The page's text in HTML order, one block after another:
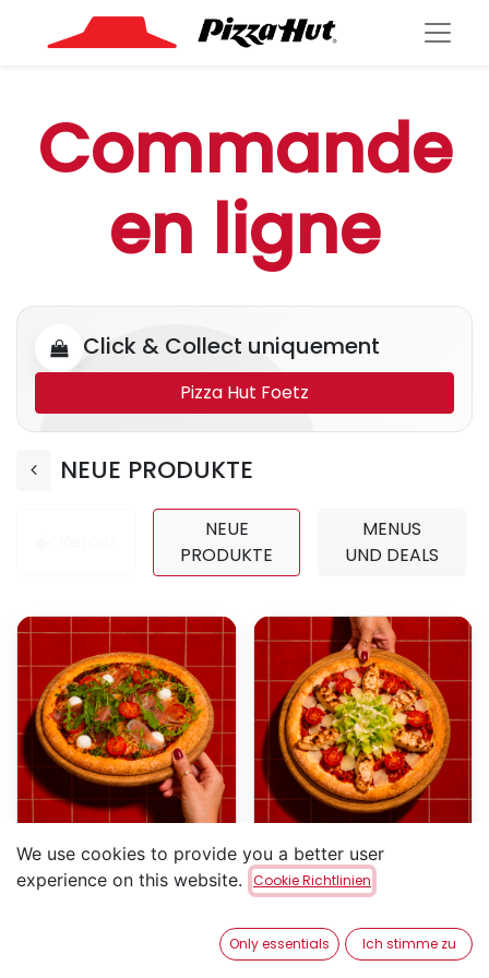
Commande
en ligne
Click & Collect uniquement
Pizza Hut Foetz
NEUE PRODUKTE
NEUE
PRODUKTE
MENUS
UND DEALS
█ Felicita
Barbecue-Sauce, rote
€
█ César
Barbecue-Sauce, rote
Zwiebeln, doppelte Portion
Speck, Mozzarella
11,50€
We use cookies to provide you a better user
experience on this website.
Cookie Richtlinien
Only essentials Ich stimme zu